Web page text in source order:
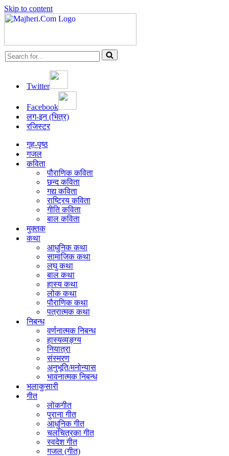
Skip to content
Search
for...
Twitter
Facebook
लग-इन (भित्र)
रजिस्टर
गृह-पृष्ठ
गजल
कविता
पौराणिक कविता
छन्द कविता
गद्य कविता
राष्ट्रिय कविता
गीति कविता
बाल कविता
मुक्तक
कथा
आधुनिक कथा
सामाजिक कथा
लघु कथा
बाल कथा
हास्य कथा
लोक कथा
पौराणिक कथा
पत्रात्मक कथा
निबन्ध
वर्णनात्मक निबन्ध
हास्यव्यङ्ग्य
नियात्रा
संस्मरण
अनुभूति/मनोन्यास
भावनात्मक निबन्ध
भलाकुसारी
गीत
लोकगीत
पुराना गीत
आधुनिक गीत
चलचित्रका गीत
स्वदेश गीत
गजल (गीत)